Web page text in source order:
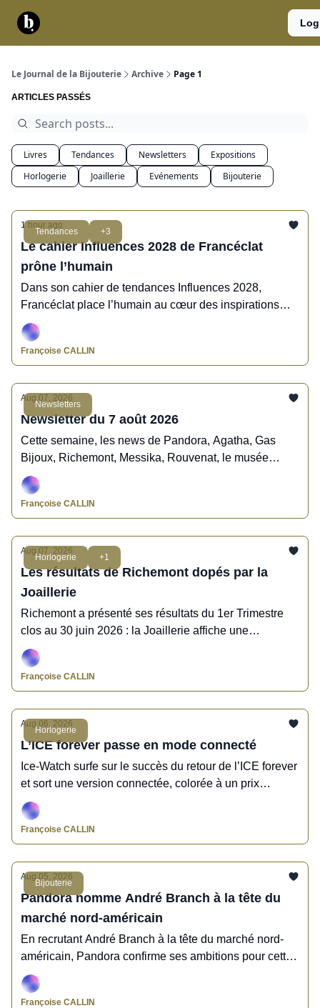
Le Journal de la Bijouterie Archive Page 1
ARTICLES PASSÉS
Livres Tendances Newsletters
Expositions
Horlogerie
Joaillerie Evénements Bijouterie
Tendances +3
1 hour ago
Le cahier Influences 2028 de Francéclat
prône l’humain
Dans son cahier de tendances Influences 2028,
Francéclat place l’humain au cœur des inspirations
artistiques pour les deux prochaines années.
Françoise CALLIN
Newsletters
Aug 07, 2026
Newsletter du 7 août 2026
Cette semaine, les news de Pandora, Agatha, Gas
Bijoux, Richemont, Messika, Rouvenat, le musée
Lalique, Mavelia, Ice Watch, Col&MacArthur.
Françoise CALLIN
Horlogerie +1
Aug 07, 2026
Les résultats de Richemont dopés par la
Joaillerie
Richemont a présenté ses résultats du 1er Trimestre
clos au 30 juin 2026 : la Joaillerie affiche une
croissance exceptionnelle, suivie de près par
l'Horlogerie.
Françoise CALLIN
Horlogerie
Aug 06, 2026
L’ICE forever passe en mode connecté
Ice-Watch surfe sur le succès du retour de l’ICE forever
et sort une version connectée, colorée à un prix
attractif.
Françoise CALLIN
Bijouterie
Aug 05, 2026
Pandora nomme André Branch à la tête du
marché nord-américain
En recrutant André Branch à la tête du marché nord-
américain, Pandora confirme ses ambitions pour cette
région du globe.
Françoise CALLIN